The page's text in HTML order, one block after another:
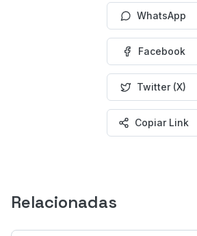
WhatsApp
Facebook
Twitter (X)
Copiar Link
Relacionadas